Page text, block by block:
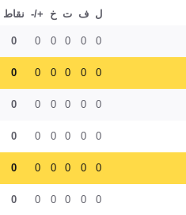
ل ف ت خ +/- نقاط
0
0
0
0
0
0
0
0
0
0
0
0
0
0
0
0
0
0
0
0
0
0
0
0
0
0
0
0
0
0
0
0
0
0
0
0